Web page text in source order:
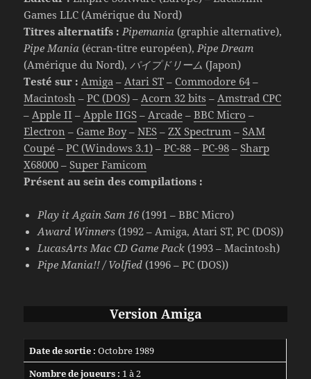
Games LLC (Amérique du Nord)
Titres alternatifs : Pipemania (graphie alternative),
Pipe Mania (écran-titre européen), Pipe Dream
(Amérique du Nord), パイプドリーム (Japon)
Testé sur : Amiga – Atari ST – Commodore 64 –
Macintosh –PC (DOS) – Acorn 32 bits – Amstrad CPC
– Apple II – Apple IIGS – Arcade –BBC Micro –
Electron – Game Boy–NES –ZX Spectrum –SAM
Coupé –PC (Windows 3.1) –PC-88 –PC-98 –Sharp
X68000 –Super Famicom
Présent au sein des compilations :
Play it Again Sam 16(1991 – BBC Micro)
Award Winners (1992 – Amiga, Atari ST, PC (DOS))
LucasArts Mac CD Game Pack (1993 – Macintosh)
Pipe Mania!! / Volfied (1996 – PC (DOS))
Version Amiga
Date de sortie : Octobre 1989
Nombre de joueurs : 1 à 2